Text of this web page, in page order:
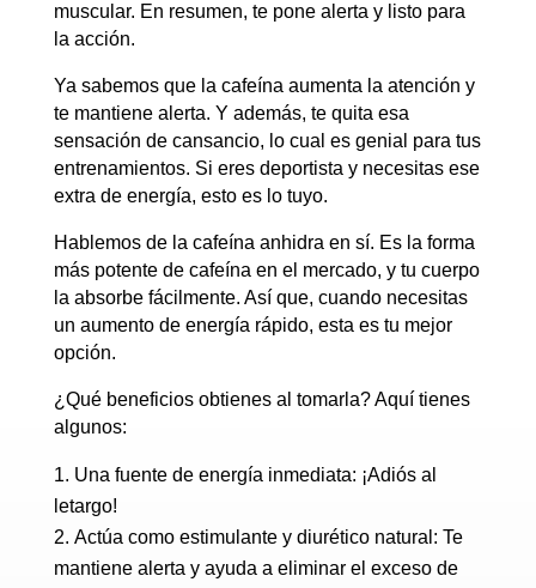
muscular. En resumen, te pone alerta y listo para
la acción.
Ya sabemos que la cafeína aumenta la atención y
te mantiene alerta. Y además, te quita esa
sensación de cansancio, lo cual es genial para tus
entrenamientos. Si eres deportista y necesitas ese
extra de energía, esto es lo tuyo.
Hablemos de la cafeína anhidra en sí. Es la forma
más potente de cafeína en el mercado, y tu cuerpo
la absorbe fácilmente. Así que, cuando necesitas
un aumento de energía rápido, esta es tu mejor
opción.
¿Qué beneficios obtienes al tomarla? Aquí tienes
algunos:
Una fuente de energía inmediata: ¡Adiós al
letargo!
Actúa como estimulante y diurético natural: Te
mantiene alerta y ayuda a eliminar el exceso de